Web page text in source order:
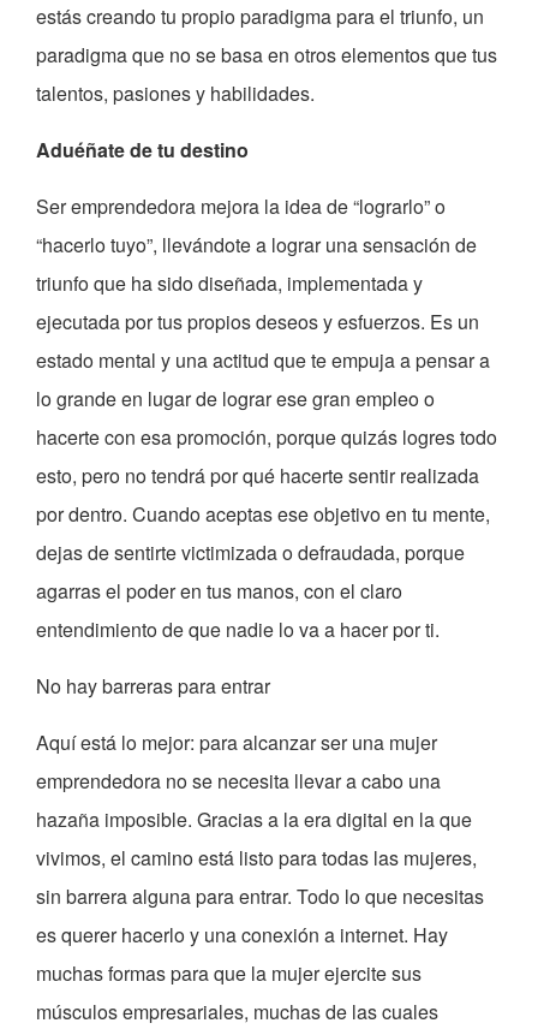
estás creando tu propio paradigma para el triunfo, un
paradigma que no se basa en otros elementos que tus
talentos, pasiones y habilidades.
Aduéñate de tu destino
Ser emprendedora mejora la idea de “lograrlo” o
“hacerlo tuyo”, llevándote a lograr una sensación de
triunfo que ha sido diseñada, implementada y
ejecutada por tus propios deseos y esfuerzos. Es un
estado mental y una actitud que te empuja a pensar a
lo grande en lugar de lograr ese gran empleo o
hacerte con esa promoción, porque quizás logres todo
esto, pero no tendrá por qué hacerte sentir realizada
por dentro. Cuando aceptas ese objetivo en tu mente,
dejas de sentirte victimizada o defraudada, porque
agarras el poder en tus manos, con el claro
entendimiento de que nadie lo va a hacer por ti.
No hay barreras para entrar
Aquí está lo mejor: para alcanzar ser una mujer
emprendedora no se necesita llevar a cabo una
hazaña imposible. Gracias a la era digital en la que
vivimos, el camino está listo para todas las mujeres,
sin barrera alguna para entrar. Todo lo que necesitas
es querer hacerlo y una conexión a internet. Hay
muchas formas para que la mujer ejercite sus
músculos empresariales, muchas de las cuales